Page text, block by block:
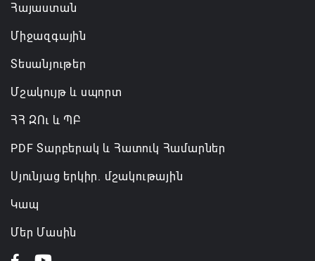
Հայաստան
Միջազգային
Տեսանյութեր
Մշակույթ և սպորտ
ՀՀ ԶՈւ և ՊԲ
PDF Տարբերակ և Հատուկ Համարներ
Սյունյաց երկիր. մշակութային
Կապ
Մեր Մասին